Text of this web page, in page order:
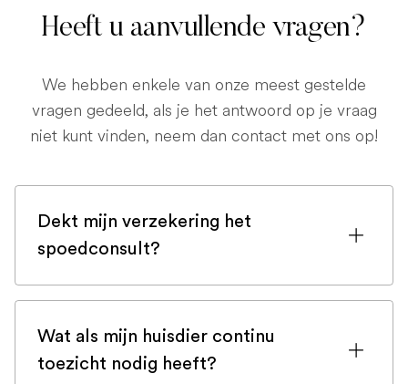
Heeft u aanvullende vragen?
We hebben enkele van onze meest gestelde
vragen gedeeld, als je het antwoord op je vraag
niet kunt vinden, neem dan contact met ons op!
Dekt mijn verzekering het
spoedconsult?
Als u bent ingeschreven bij een
dat een spoedconsult wordt gedekt.
Maar controleer voor de zekerheid uw
Wat als mijn huisdier continu
toezicht nodig heeft?